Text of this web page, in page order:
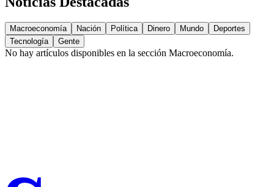
Macroeconomía Nación Política Dinero Mundo
Deportes
Tecnología
Gente
No hay artículos disponibles en la sección Macroeconomía.